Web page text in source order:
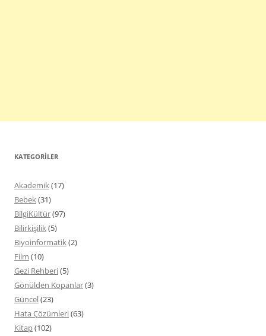
KATEGORILER
Akademik(17)
Bebek(31)
BilgiKültür(97)
Bilirkişilik(5)
Biyoinformatik(2)
Film (10)
Gezi Rehberi(5)
Gönülden Kopanlar(3)
Güncel(23)
Hata Çözümleri(63)
Kitap(102)